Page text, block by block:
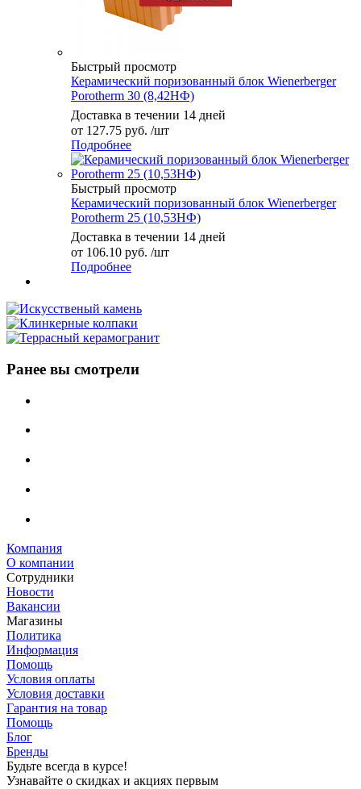
Быстрый просмотр
Керамический поризованный блок Wienerberger
Porotherm 30 (8,42НФ)
Доставка в течении 14 дней
от 127.75 руб. /шт
Подробнее
Быстрый просмотр
Керамический поризованный блок Wienerberger
Porotherm 25 (10,53НФ)
Доставка в течении 14 дней
от 106.10 руб. /шт
Подробнее
Ранее вы смотрели
Компания
О компании
Сотрудники
Новости
Вакансии
Магазины
Политика
Информация
Помощь
Условия оплаты
Условия доставки
Гарантия на товар
Помощь
Блог
Бренды
Будьте всегда в курсе!
Узнавайте о скидках и акциях первым